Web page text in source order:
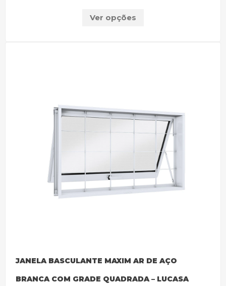
Ver opções
JANELA BASCULANTE MAXIM AR DE AÇO
BRANCA COM GRADE QUADRADA – LUCASA